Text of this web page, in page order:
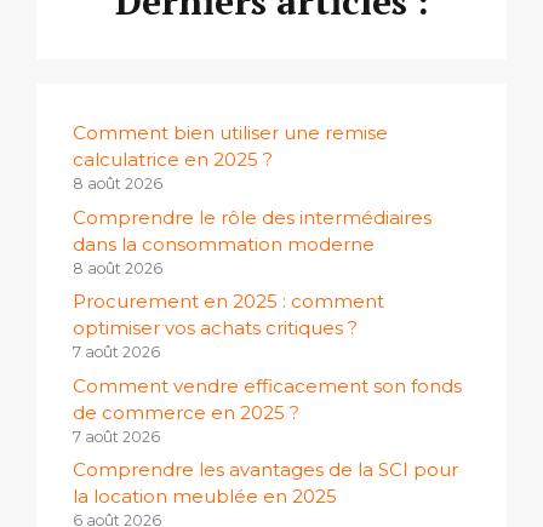
Comment bien utiliser une remise
calculatrice en 2025 ?
8 août 2026
Comprendre le rôle des intermédiaires
dans la consommation moderne
8 août 2026
Procurement en 2025 : comment
optimiser vos achats critiques ?
7 août 2026
Comment vendre efficacement son fonds
de commerce en 2025 ?
7 août 2026
Comprendre les avantages de la SCI pour
la location meublée en 2025
6 août 2026